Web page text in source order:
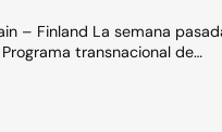
– Finland La semana
transnacional de…